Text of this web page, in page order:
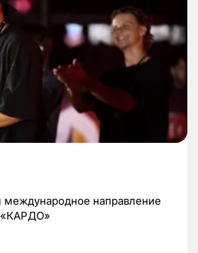
международное направление
«КАРДО»